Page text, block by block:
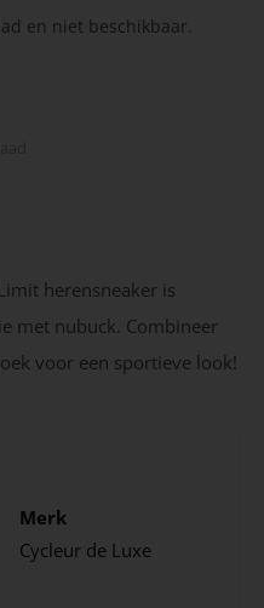
en niet beschikbaar.
herensneaker is
met nubuck. Combineer
voor een sportieve look!
Merk
Cycleur de Luxe